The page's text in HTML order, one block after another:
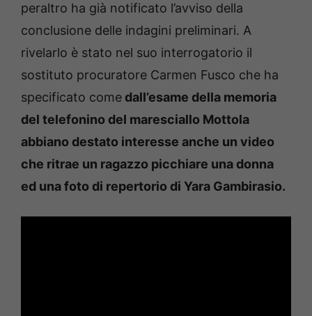
peraltro ha già notificato l’avviso della
conclusione delle indagini preliminari. A
rivelarlo è stato nel suo interrogatorio il
sostituto procuratore Carmen Fusco che ha
specificato come dall’esame della memoria
del telefonino del maresciallo Mottola
abbiano destato interesse anche un video
che ritrae un ragazzo picchiare una donna
ed una foto di repertorio di Yara Gambirasio.